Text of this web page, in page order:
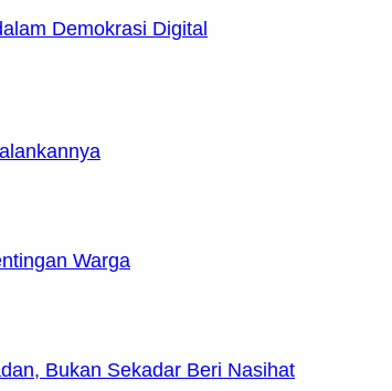
Demokrasi Digital
Warga
Bukan Sekadar Beri Nasihat